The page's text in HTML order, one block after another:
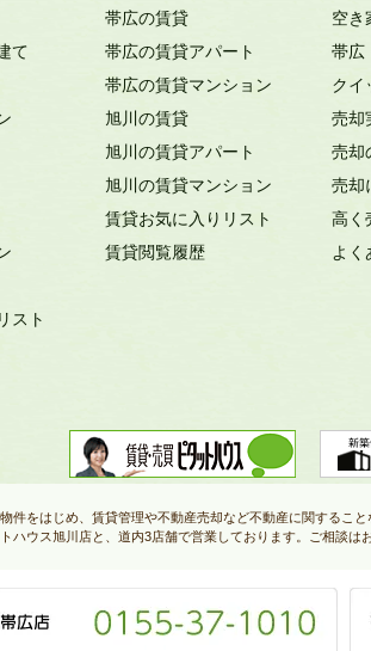
て
スト
帯広の賃貸
帯広の賃貸アパート
帯広の賃貸マンション
旭川の賃貸
旭川の賃貸アパート
旭川の賃貸マンション
賃貸お気に入りリスト
賃貸閲覧履歴
空き
帯広
クイ
売却
売却
売却
高く
よく
をはじめ、賃貸管理や不動産売却など不動産に関するこ
ウス旭川店と、道内3店舗で営業しております。ご相談は